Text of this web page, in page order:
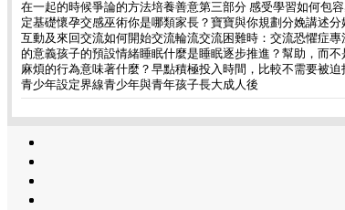
在一起的時候爭論的方法培養善意第三部分 感受學習如何包
定基礎懷孕交感巫術你是哪類家長？寶寶與你規劃分娩講述
互動及來回交流如何開始交流輪流交流困難時：交流恐懼症
的意義孩子的預設情緒睡眠什麼是睡眠逐步推進？幫助，而
麻煩的行為意味著什麼？早點積極投入時間，比較不需要被
青少年設定界線青少年與青年孩子長大成人後